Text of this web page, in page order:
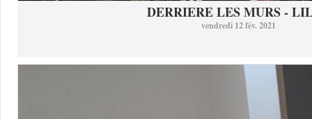
DERRIERE LES MURS -
vendredi 12 fév. 2021